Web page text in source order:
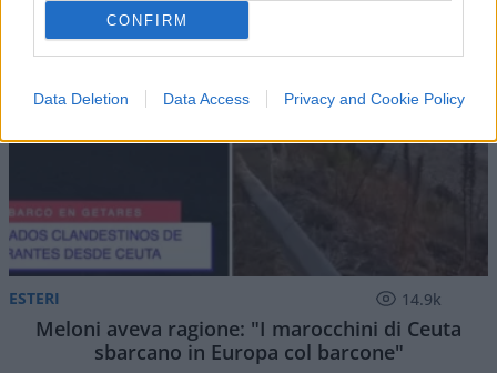
CONFIRM
Data Deletion Data Access Privacy and Cookie Policy
ESTERI 14.9k
Meloni aveva ragione: "I marocchini di Ceuta
sbarcano in Europa col barcone"